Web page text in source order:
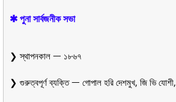
✱ পুনা সার্বজনীক সভা
❯ স্থাপনকাল ᅳ ১৮৬৭
❯ গুরুত্বপূর্ণ ব্যক্তি ᅳ গোপাল হরি দেশমুখ, জি ভি যোশী,